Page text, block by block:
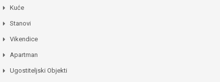
Kuće
Stanovi
Vikendice
Apartman
Ugostiteljski Objekti